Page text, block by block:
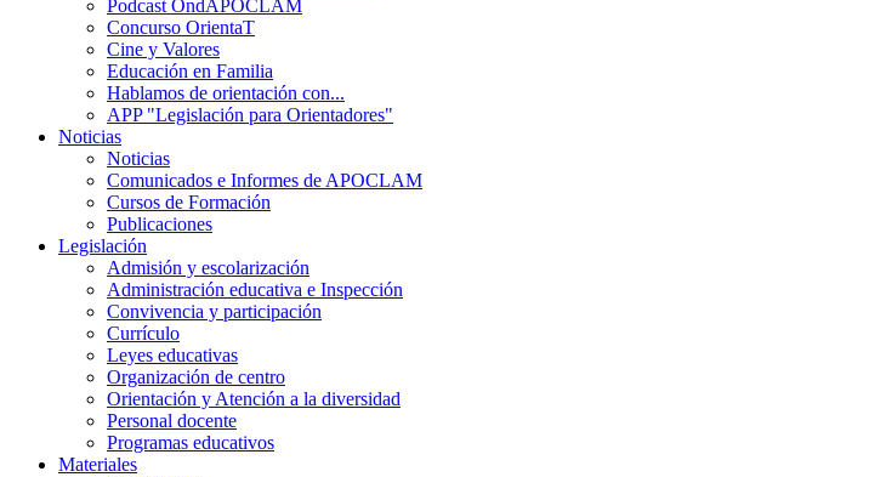
Podcast OndAPOCLAM
Concurso OrientaT
Cine y Valores
Educación en Familia
Hablamos de orientación con...
APP "Legislación para Orientadores"
Noticias
Noticias
Comunicados e Informes de APOCLAM
Cursos de Formación
Publicaciones
Legislación
Admisión y escolarización
Administración educativa e Inspección
Convivencia y participación
Currículo
Leyes educativas
Organización de centro
Orientación y Atención a la diversidad
Personal docente
Programas educativos
Materiales